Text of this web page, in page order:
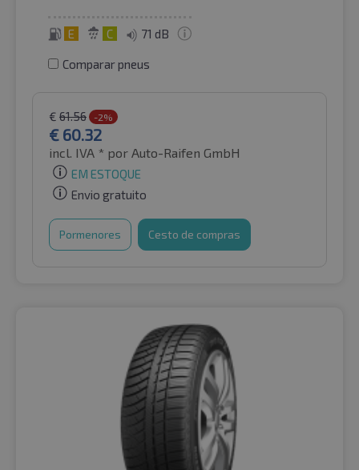
E C 71 dB
Comparar pneus
€ 61.56 -2%
€ 60.32
incl. IVA * por Auto-Raifen GmbH
EM ESTOQUE
Envio gratuito
Pormenores Cesto de compras